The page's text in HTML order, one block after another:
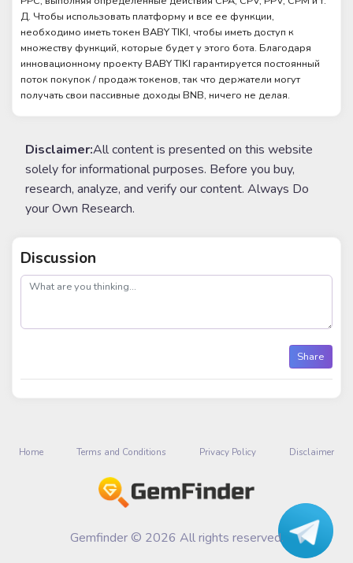
Д. Чтобы использовать платформу и все ее функции,
необходимо иметь токен BABY TIKI, чтобы иметь доступ к
множеству функций, которые будет у этого бота. Благодаря
инновационному проекту BABY TIKI гарантируется постоянный
поток покупок / продаж токенов, так что держатели могут
получать свои пассивные доходы BNB, ничего не делая.
Disclaimer:All content is presented on this website
solely for informational purposes. Before you buy,
research, analyze, and verify our content. Always Do
your Own Research.
Discussion
post
Share
Home Terms and Conditions Privacy Policy Disclaimer
Gemfinder © 2026 All rights reserved.